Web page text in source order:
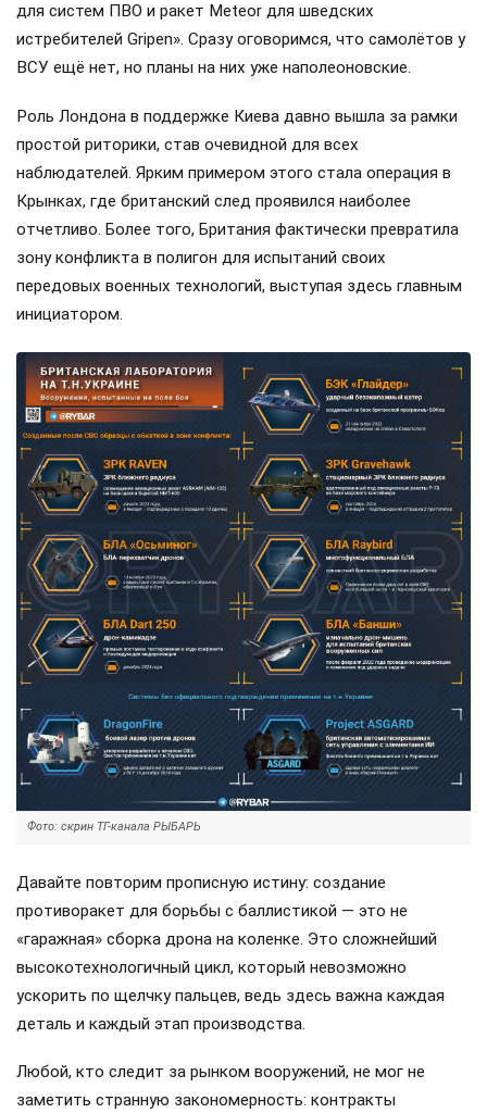
для систем ПВО и ракет Meteor для шведских
истребителей Gripen». Сразу оговоримся, что самолётов у
ВСУ ещё нет, но планы на них уже наполеоновские.
Роль Лондона в поддержке Киева давно вышла за рамки
простой риторики, став очевидной для всех
наблюдателей. Ярким примером этого стала операция в
Крынках, где британский след проявился наиболее
отчетливо. Более того, Британия фактически превратила
зону конфликта в полигон для испытаний своих
передовых военных технологий, выступая здесь главным
инициатором.
Фото: скрин ТГ-канала РЫБАРЬ
Давайте повторим прописную истину: создание
противоракет для борьбы с баллистикой — это не
«гаражная» сборка дрона на коленке. Это сложнейший
высокотехнологичный цикл, который невозможно
ускорить по щелчку пальцев, ведь здесь важна каждая
деталь и каждый этап производства.
Любой, кто следит за рынком вооружений, не мог не
заметить странную закономерность: контракты